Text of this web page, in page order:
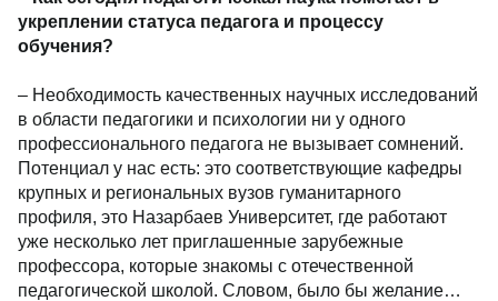
укреплении статуса педагога и процессу
обучения?
– Необходимость качественных научных исследований
в области педагогики и психологии ни у одного
профессионального педагога не вызывает сомнений.
Потенциал у нас есть: это соответствующие кафедры
крупных и региональных вузов гуманитарного
профиля, это Назарбаев Университет, где работают
уже несколько лет приглашенные зарубежные
профессора, которые знакомы с отечественной
педагогической школой. Словом, было бы желание…